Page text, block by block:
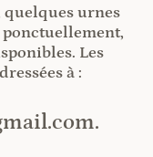
urnes
Les
à :